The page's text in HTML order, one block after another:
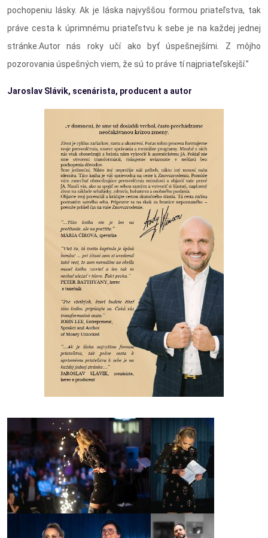
pochopeniu lásky. Ak je láska najvyššou formou priateľstva, tak
práve cesta k úprimnému priateľstvu k sebe je na každej jednej
stránke.Autor nás roky učí ako byť úspešnejšími. Z môjho
pozorovania úspešných viem, že sú to práve tí najpriateľskejší.”
Jaroslav Slávik, scenárista, producent a autor